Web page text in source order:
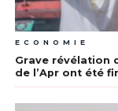
ECONOMIE
Grave révélation
de l’Apr ont été